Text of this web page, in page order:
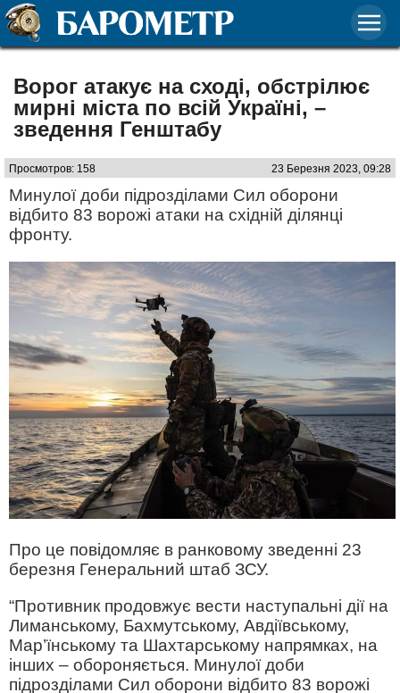
Ворог атакує на сході, обстрілює
мирні міста по всій Україні, –
зведення Генштабу
Просмотров: 158 23 Березня 2023, 09:28
Минулої доби підрозділами Сил оборони
відбито 83 ворожі атаки на східній ділянці
фронту.
Про це повідомляє в ранковому зведенні 23
березня Генеральний штаб ЗСУ.
“Противник продовжує вести наступальні дії на
Лиманському, Бахмутському, Авдіївському,
Мар’їнському та Шахтарському напрямках, на
інших – обороняється. Минулої доби
підрозділами Сил оборони відбито 83 ворожі